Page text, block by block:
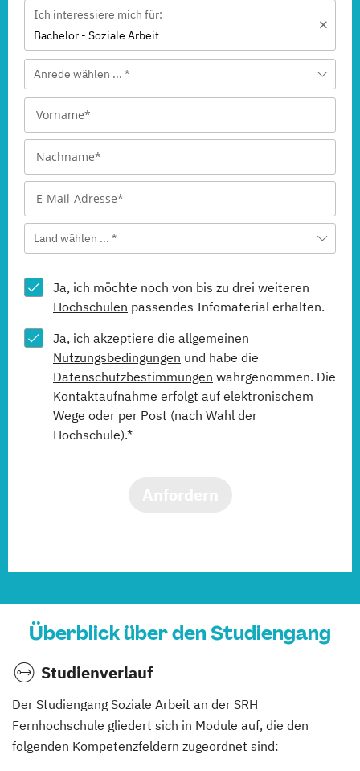
Ich interessiere mich für:
Bachelor - Soziale Arbeit
Anrede wählen ... *
Land wählen ... *
Ja, ich möchte noch von bis zu drei weiteren
Hochschulen passendes Infomaterial erhalten.
Ja, ich akzeptiere die allgemeinen
Nutzungsbedingungen und habe die
Datenschutzbestimmungen wahrgenommen. Die
Kontaktaufnahme erfolgt auf elektronischem
Wege oder per Post (nach Wahl der
Hochschule).*
Überblick über den Studiengang
Studienverlauf
Der Studiengang Soziale Arbeit an der SRH
Fernhochschule gliedert sich in Module auf, die den
folgenden Kompetenzfeldern zugeordnet sind: